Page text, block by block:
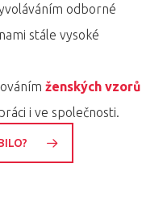
odborné
stále vysoké
ženských vzorů
i ve společnosti.